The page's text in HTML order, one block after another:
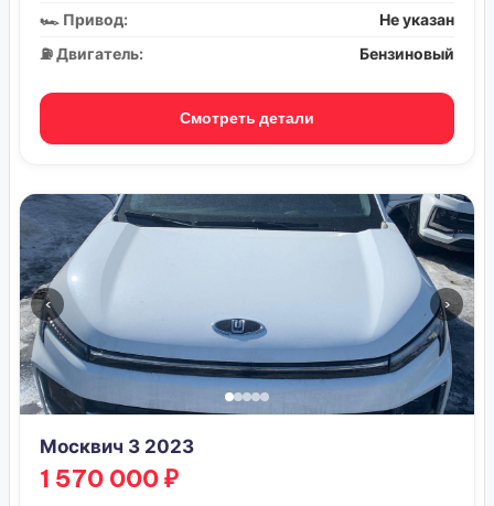
🏎️ Привод:
Не указан
⛽ Двигатель:
Бензиновый
Смотреть детали
‹ ›
Москвич 3 2023
1 570 000 ₽